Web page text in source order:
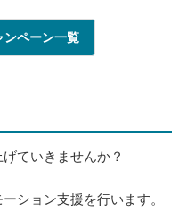
ンペーン一覧
ていきませんか？
ション支援を行います。